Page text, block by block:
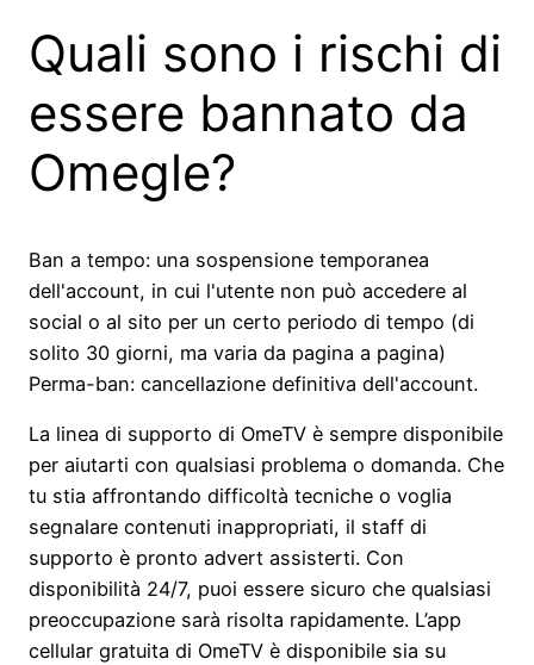
Quali sono i rischi di
essere bannato da
Omegle?
Ban a tempo: una sospensione temporanea
dell'account, in cui l'utente non può accedere al
social o al sito per un certo periodo di tempo (di
solito 30 giorni, ma varia da pagina a pagina)
Perma-ban: cancellazione definitiva dell'account.
La linea di supporto di OmeTV è sempre disponibile
per aiutarti con qualsiasi problema o domanda. Che
tu stia affrontando difficoltà tecniche o voglia
segnalare contenuti inappropriati, il staff di
supporto è pronto advert assisterti. Con
disponibilità 24/7, puoi essere sicuro che qualsiasi
preoccupazione sarà risolta rapidamente. L’app
cellular gratuita di OmeTV è disponibile sia su